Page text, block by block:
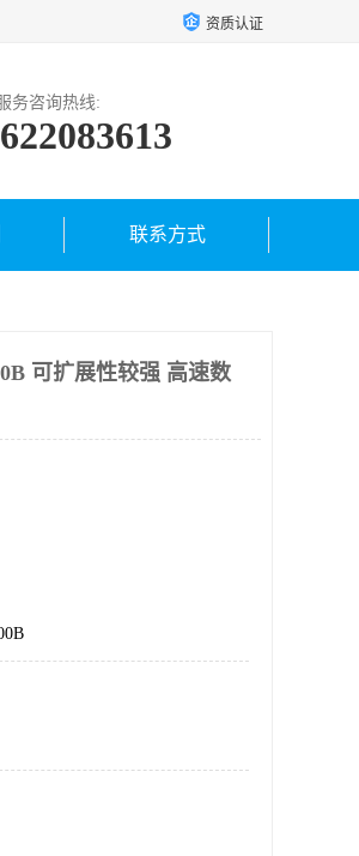
资质认证
务咨询热线:
联系方式
可扩展性较强 高速数